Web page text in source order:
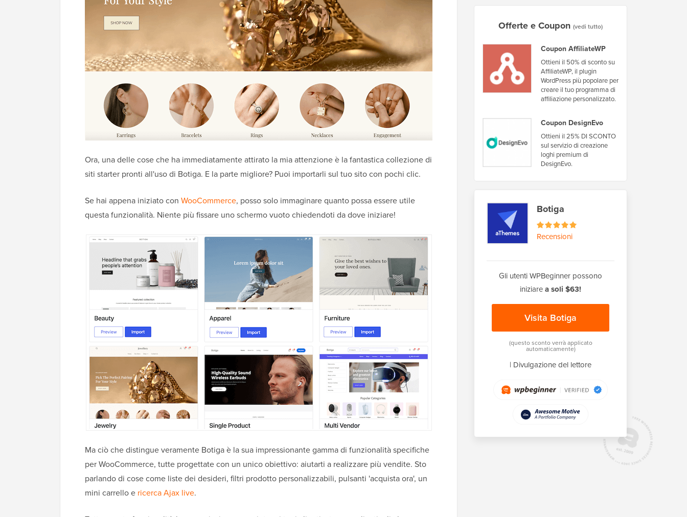
Ora, una delle cose che ha immediatamente attirato la mia attenzione è la fantastica collezione di
siti starter pronti all'uso di Botiga. E la parte migliore? Puoi importarli sul tuo sito con pochi clic.
Se hai appena iniziato con WooCommerce, posso solo immaginare quanto possa essere utile
questa funzionalità. Niente più fissare uno schermo vuoto chiedendoti da dove iniziare!
Ma ciò che distingue veramente Botiga è la sua impressionante gamma di funzionalità specifiche
per WooCommerce, tutte progettate con un unico obiettivo: aiutarti a realizzare più vendite. Sto
parlando di cose come liste dei desideri, filtri prodotto personalizzabili, pulsanti 'acquista ora', un
mini carrello e ricerca Ajax live.
Offerte e Coupon (vedi tutto)
Coupon AffiliateWP
Ottieni il 50% di sconto su
AffiliateWP, il plugin
WordPress più popolare per
creare il tuo programma di
affiliazione personalizzato.
Coupon DesignEvo
Ottieni il 25% DI SCONTO
sul servizio di creazione
loghi premium di
DesignEvo.
Botiga
Recensioni
Gli utenti WPBeginner possono
iniziarea soli $63!
Visita Botiga
(questo sconto verrà applicato
automaticamente)
| Divulgazione del lettore